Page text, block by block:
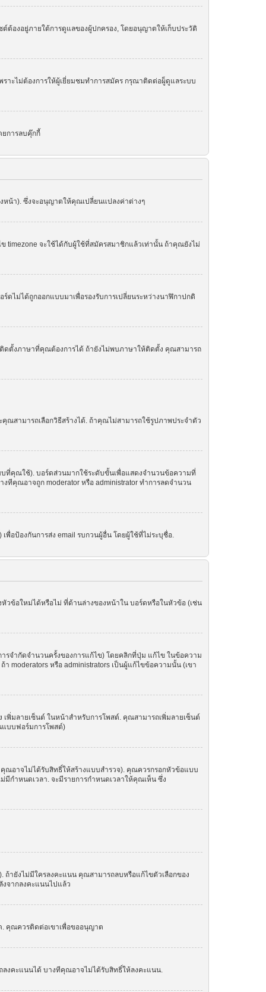
ต์ต้องอยู่ภายใต้การดูแลของผู้ปกครอง, โดยอนุญาตให้เก็บประวัติ
าะไม่ต้องการให้ผู้เยี่ยมชมทำการสมัคร กรุณาติดต่อผู็ดูแลระบบ
ยการลบคุ๊กกี้
หน้า). ซึ่งจะอนุญาตให้คุณเปลี่ยนแปลงค่าต่างๆ
timezone จะใช้ได้กับผู้ใช้ที่สมัครสมาชิกแล้วเท่านั้น ถ้าคุณยังไม่
ดไม่ได้ถูกออกแบบมาเพื่อรองรับการเปลี่ยนระหว่างนาฬิกาปกติ
ติดตั้งภาษาที่คุณต้องการได้ ถ้ายังไม่พบภาษาให้ติดตั้ง คุณสามารถ
สามารถเลือกวิธีสร้างได้. ถ้าคุณไม่สามารถใช้รูปภาพประจำตัว
ที่คุณใช้). บอร์ดส่วนมากใช้ระดับขั้นเพื่อแสดงจำนวนข้อความที่
ทีคุณอาจถูก moderator หรือ administrator ทำการลดจำนวน
อป้องกันการส่ง email รบกวนผู้อื่น โดยผู้ใช้ที่ไม่ระบุชื่อ.
ข้อใหม่ได้หรือไม่ ที่ด้านล่างของหน้าใน บอร์ดหรือในหัวข้อ (เช่น
จำกัดจำนวนครั้งของการแก้ไข) โดยคลิกที่ปุ่ม แก้ไข ในข้อความ
หรือ administrators เป็นผู้แก้ไขข้อความนั้น (เขา
มลายเซ็นต์ ในหน้าสำหรับการโพสต์. คุณสามารถเพิ่มลายเซ็นต์
แบบฟอร์มการโพสต์)
อาจไม่ได้รับสิทธิ์ให้สร้างแบบสำรวจ). คุณควรกรอกหัวข้อแบบ
มีกำหนดเวลา. จะมีรายการกำหนดเวลาให้คุณเห็น ซึ่ง
ายังไม่มีใครลงคะแนน คุณสามารถลบหรือแก้ไขตัวเลือกของ
งจากลงคะแนนไปแล้ว
. คุณควรติดต่อเขาเพื่อขออนุญาต
งคะแนนได้ บางทีคุณอาจไม่ได้รับสิทธิ์ให้ลงคะแนน.